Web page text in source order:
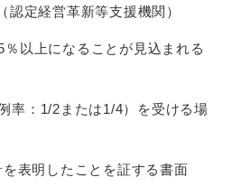
定経営革新等支援機関）
以上になることが見込まれる
率：1/2または1/4）を受ける場
表明したことを証する書面